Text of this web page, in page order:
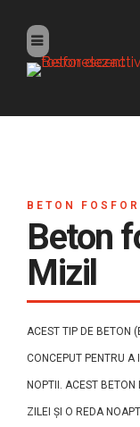
BETON
Beton
Mizil
ACEST TIP DE BETON
CONCEPUT PENTRU A
NOPTII. ACEST
ZILEI ȘI O REDA